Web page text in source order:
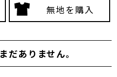
無地を購入
だありません。